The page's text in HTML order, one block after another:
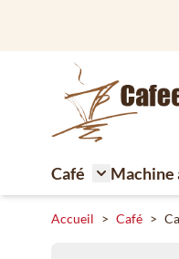
Café
Toggle
Machine
Accueil > Café >